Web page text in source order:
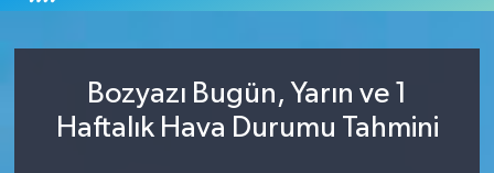
Bozyazı Bugün, Yarın ve 1
Haftalık Hava Durumu Tahmini
Namaz Vakitleri
Süper Lig Puan Durumu ve Fikstür